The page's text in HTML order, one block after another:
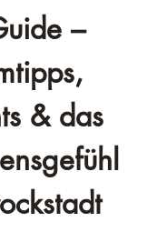
–
& das